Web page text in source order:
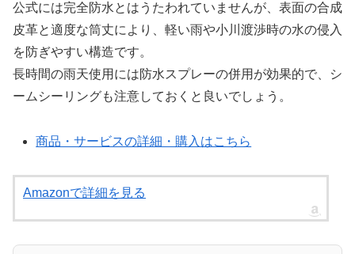
公式には完全防水とはうたわれていませんが、表面の合成
皮革と適度な筒丈により、軽い雨や小川渡渉時の水の侵入
を防ぎやすい構造です。
長時間の雨天使用には防水スプレーの併用が効果的で、シ
ームシーリングも注意しておくと良いでしょう。
商品・サービスの詳細・購入はこちら
Amazonで詳細を見る